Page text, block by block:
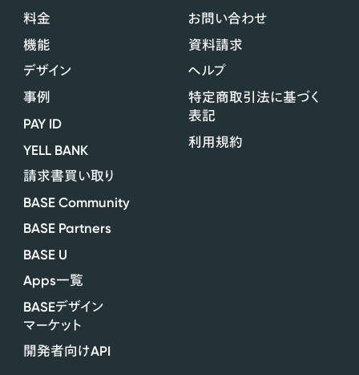
料金
機能
デザイン
事例
PAY ID
YELL BANK
請求書買い取り
BASE Community
BASE Partners
BASE U
Apps一覧
BASEデザイン
マーケット
開発者向けAPI
お問い合わせ
資料請求
ヘルプ
特定商取引法に基づく
表記
利用規約